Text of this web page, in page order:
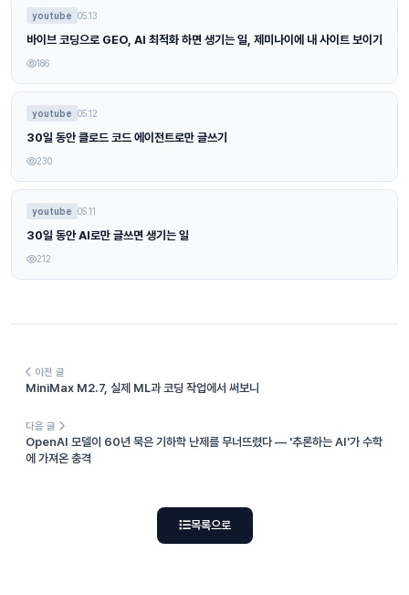
youtube 05.13
바이브 코딩으로 GEO, AI 최적화 하면 생기는 일, 제미나이에 내 사이트 보이기
186
youtube 05.12
30일 동안 클로드 코드 에이전트로만 글쓰기
230
youtube 05.11
30일 동안 AI로만 글쓰면 생기는 일
212
이전 글
MiniMax M2.7, 실제 ML과 코딩 작업에서 써보니
다음 글
OpenAI 모델이 60년 묵은 기하학 난제를 무너뜨렸다 — '추론하는 AI'가 수학
에 가져온 충격
목록으로